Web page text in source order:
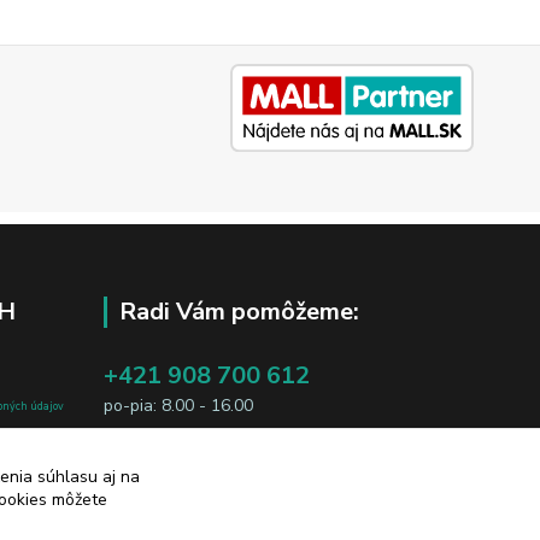
údajov
údajov
Radi Vám pomôžeme:
+421 908 700 612
po-pia: 8.00 - 16.00
súhlasu aj na
môžete